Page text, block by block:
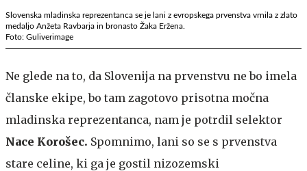
Slovenska mladinska reprezentanca se je lani z evropskega prvenstva vrnila z zlato
medaljo Anžeta Ravbarja in bronasto Žaka Eržena.
Foto: Guliverimage
Ne glede na to, da Slovenija na prvenstvu ne bo imela
članske ekipe, bo tam zagotovo prisotna močna
mladinska reprezentanca, nam je potrdil selektor
Nace Korošec. Spomnimo, lani so se s prvenstva
stare celine, ki ga je gostil nizozemski